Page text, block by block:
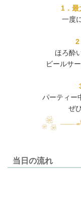
1．最
一度
2
ほろ酔
ビールサ
パーティー
ぜ
当日の流れ